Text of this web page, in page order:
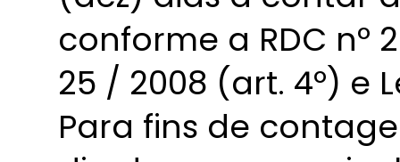
conforme a RDC nº
25 / 2008 (art. 4º) e
Para fins de